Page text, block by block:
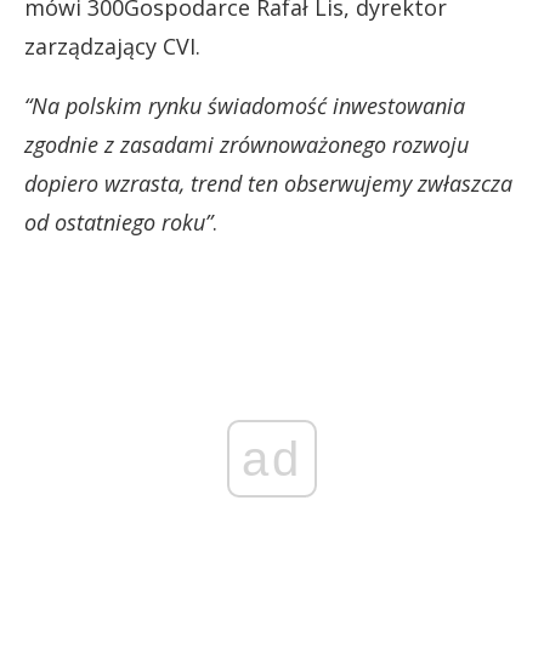
mówi 300Gospodarce Rafał Lis, dyrektor
zarządzający CVI.
“Na polskim rynku świadomość inwestowania
zgodnie z zasadami zrównoważonego rozwoju
dopiero wzrasta, trend ten obserwujemy zwłaszcza
od ostatniego roku”.
ad